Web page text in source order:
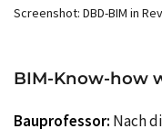
Screenshot: DBD-BIM in
BIM-Know-how
Bauprofessor: Nach